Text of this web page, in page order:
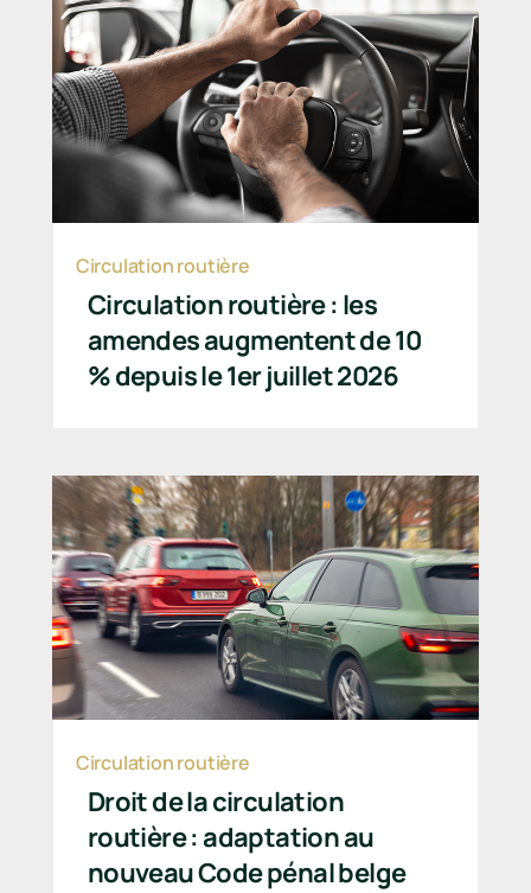
Circulation routière : les
amendes augmentent de 10
% depuis le 1er juillet 2026
Circulation routière
Droit de la circulation
routière : adaptation au
nouveau Code pénal belge
Circulation routière